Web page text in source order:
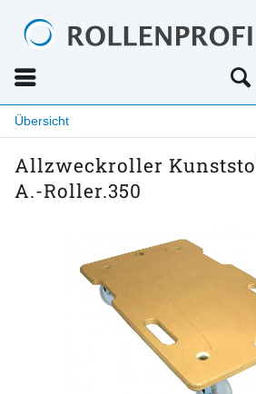
Übersicht
Allzweckroller
A.-Roller.350